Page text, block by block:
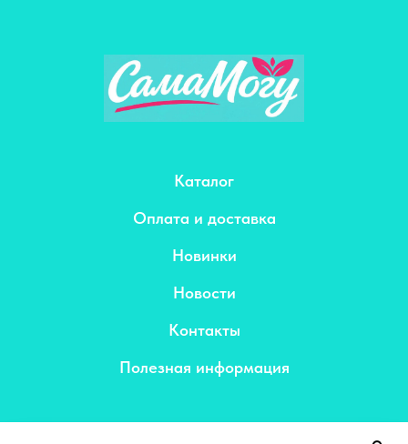
Каталог
Оплата и доставка
Новинки
Новости
Контакты
Полезная информация